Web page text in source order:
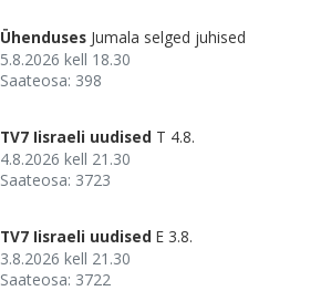
Ühenduses Jumala selged juhised
5.8.2026 kell 18.30
Saateosa: 398
TV7 Iisraeli uudised T 4.8.
4.8.2026 kell 21.30
Saateosa: 3723
TV7 Iisraeli uudised E 3.8.
3.8.2026 kell 21.30
Saateosa: 3722